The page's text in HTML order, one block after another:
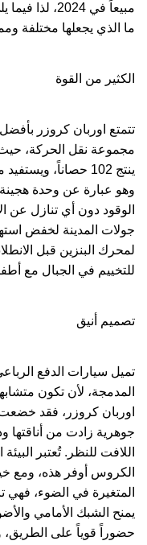
مبيعاً في
ما الذي يجعلها مختلفة
الكثير من القوة
تتمتع اوربان كروزر
ينتج 102 حصاناً، ويستفيد من نظام
وهو عبارة عن وحدة
الوقود دون أي تنازل عن
جولات المدينة لخفض
لمحرك البنزين قبل
للتخييم في الجبال مع
تصميم أنيق
تميل سيارات الدفع
المدمجة، لأن تكون
اوربان كروزر، فقد خضعت
جوهرية زادت من أناقتها
اللافت للنظر. تُعتبر
الكروس أوفر هذه، ومع
المتغيرة في الضوء، فهي
يمنح الشبك الأمامي
حضوراً قوياً على